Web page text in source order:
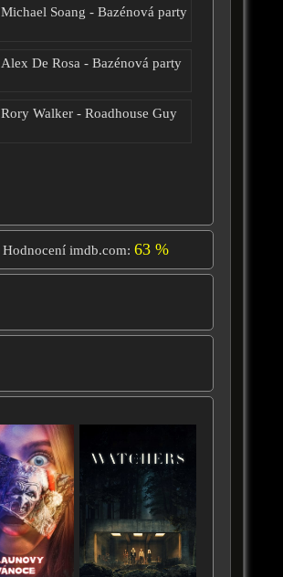
Michael Soang - Bazénová party
Alex De Rosa - Bazénová party
Rory Walker - Roadhouse Guy
Hodnocení imdb.com: 63 %